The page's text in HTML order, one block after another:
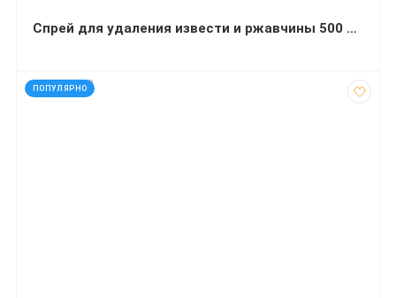
Спрей для удаления извести и ржавчины 500 мл
ПОПУЛЯРНО
код: 290332